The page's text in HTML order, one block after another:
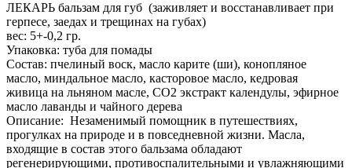
ЛЕКАРЬ бальзам для губ (заживляет и восстанавливает при
герпесе, заедах и трещинах на губах)
вес: 5+-0,2 гр.
Упаковка: туба для помады
Состав: пчелиный воск, масло карите (ши), конопляное
масло, миндальное масло, касторовое масло, кедровая
живица на льняном масле, СО2 экстракт календулы, эфирное
масло лаванды и чайного дерева
Описание: Незаменимый помощник в путешествиях,
прогулках на природе и в повседневной жизни. Масла,
входящие в состав этого бальзама обладают
регенерирующими, противоспалительными и увлажняющими